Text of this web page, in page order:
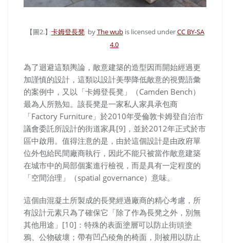
【圖2.】 卡姆登長凳 byThe wubis licensed underCC BY-SA
4.0
為了迴避這類輿論，敵意建築的造型因而開始經過更
加謹慎的設計，這類以設計美學降低敵意的視覺語彙
的案例中，又以「卡姆登長凳」（Camden Bench）
最為人所熟知。該長凳是一家私人家具承包商
「Factory Furniture」於2010年受倫敦卡姆登自治市
議會委託所設計的街道家具[9]，並於2012年正式於市
區中啟用。值得注意的是，由於這個設計是由政府單
位外包給民間廠商執行，因此不能只被當作敵意建築
在城市中的局部個案進行檢視，而是具有一定程度的
「空間治理」（spatial governance）意味。
這個由混凝土所製成的長凳經過廠商的精心考慮，所
有設計元素只為了確保它「除了作為長凳之外，別無
其他用途」[10]：特殊的表面塗層可以防止街頭塗
鴉、公物破壞；帶有凹凸稜角的椅面，則被用以防止